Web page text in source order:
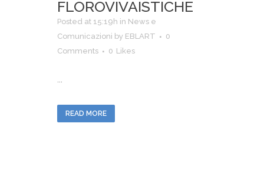
FLOROVIVAISTICHE
Posted at 15:19h in News e
Comunicazioni by EBLART
0
Comments
0 Likes
...
READ MORE